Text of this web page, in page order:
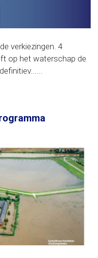
verkiezingen. 4
op het waterschap de